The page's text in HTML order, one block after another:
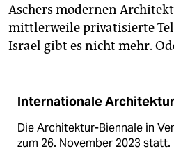
Aschers modernen
mittlerweile privatisierte
Israel gibt es nicht mehr.
Internationale
Die Architektur-Biennale in
zum 26. November 2023 statt.